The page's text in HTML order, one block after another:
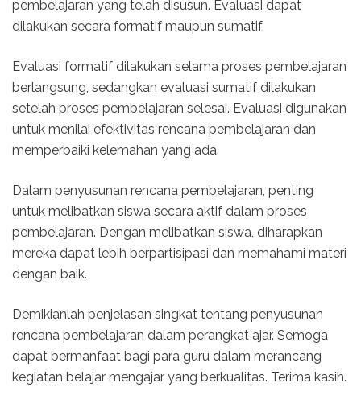
pembelajaran yang telah disusun. Evaluasi dapat
dilakukan secara formatif maupun sumatif.
Evaluasi formatif dilakukan selama proses pembelajaran
berlangsung, sedangkan evaluasi sumatif dilakukan
setelah proses pembelajaran selesai. Evaluasi digunakan
untuk menilai efektivitas rencana pembelajaran dan
memperbaiki kelemahan yang ada.
Dalam penyusunan rencana pembelajaran, penting
untuk melibatkan siswa secara aktif dalam proses
pembelajaran. Dengan melibatkan siswa, diharapkan
mereka dapat lebih berpartisipasi dan memahami materi
dengan baik.
Demikianlah penjelasan singkat tentang penyusunan
rencana pembelajaran dalam perangkat ajar. Semoga
dapat bermanfaat bagi para guru dalam merancang
kegiatan belajar mengajar yang berkualitas. Terima kasih.